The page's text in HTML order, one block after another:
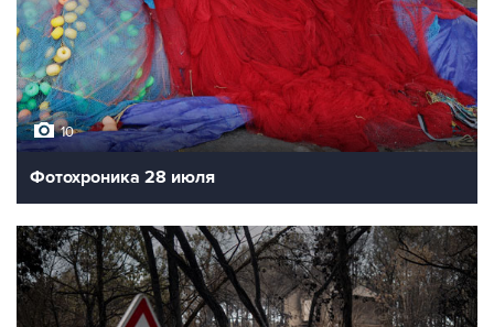
10
Фотохроника 28 июля